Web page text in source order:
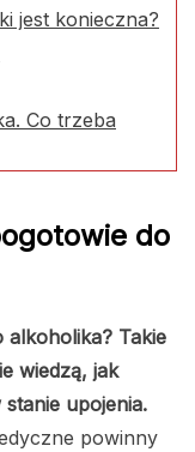
jest konieczna?
Co trzeba
do
alkoholika? Takie
wiedzą, jak
upojenia.
powinny